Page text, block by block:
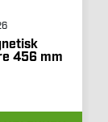
456 mm